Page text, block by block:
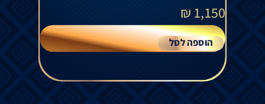
1,150
₪
הוספה לסל